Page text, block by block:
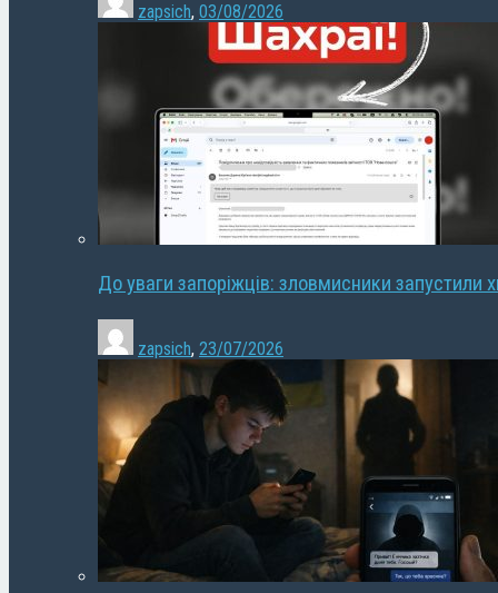
zapsich, 03/08/2026
До уваги запоріжців: зловмисники запустили
zapsich, 23/07/2026